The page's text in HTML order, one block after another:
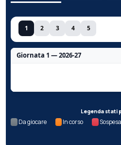
1 2 3 4 5
Giornata 1 — 2026-27
Legenda stati
Da giocare In corso Sospesa